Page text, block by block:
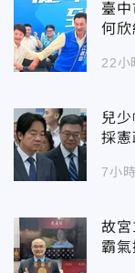
臺
何
22小
兒
採憲
7小
故
霸